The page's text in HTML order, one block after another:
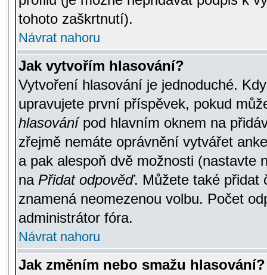
tohoto zaškrtnutí).
Návrat nahoru
Jak vytvořím hlasování?
Vytvoření hlasování je jednoduché.
upravujete první příspěvek, pokud
hlasovánípod hlavním oknem na
zřejmě nemáte oprávnění vytvářet
a pak alespoň dvě možnosti (nastavte
na Přidat odpověď. Můžete také přidat
znamená neomezenou volbu. Počet
administrátor fóra.
Návrat nahoru
Jak změním nebo smažu hlasování?